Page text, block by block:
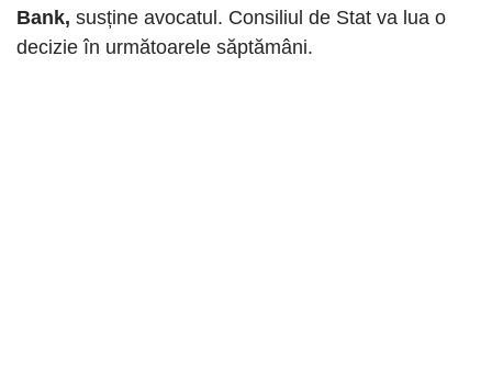
Bank, susține avocatul. Consiliul de Stat va lua o
decizie în următoarele săptămâni.